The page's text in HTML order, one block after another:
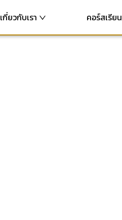
เกี่ยวกับเรา คอร์สเรียน